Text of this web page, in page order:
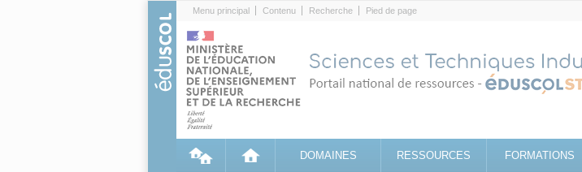
Menu principal Contenu Recherche Pied de page
DOMAINES RESSOURCES FORMATIONS